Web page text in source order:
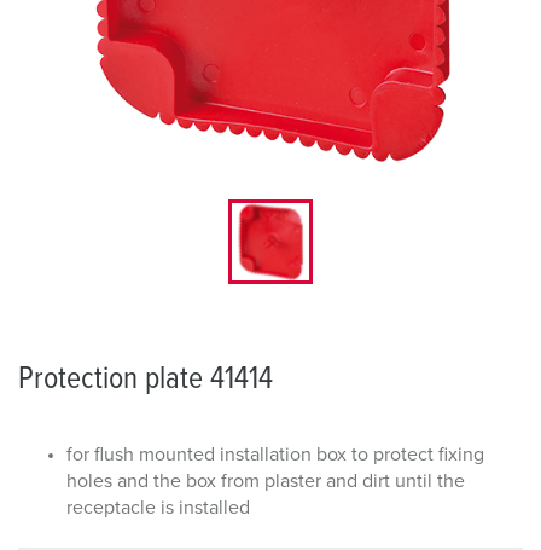
Protection plate 41414
for flush mounted installation box to protect fixing
holes and the box from plaster and dirt until the
receptacle is installed